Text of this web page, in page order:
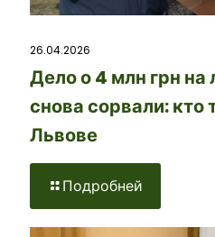
26.04.2026
Дело о 4 млн грн на
снова сорвали: кто
Львове
Подробней